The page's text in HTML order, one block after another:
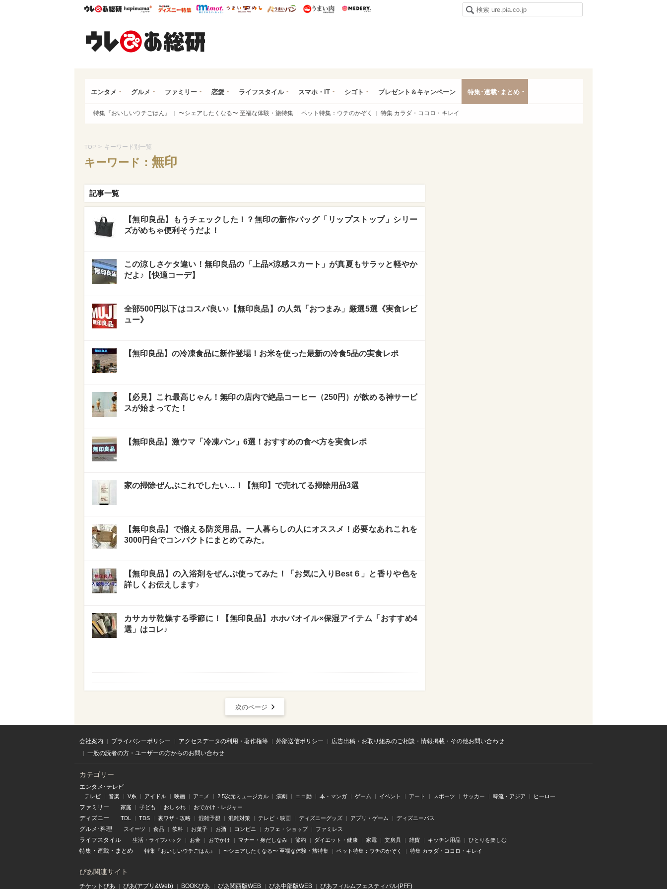
ウレぴあ総研ハピママ* ウレぴあ総研 ディズニー特集
mimot. うまいめし うまいパン うまい肉
エンタメ グルメ ファミリー 恋愛 ライフスタイル スマホ・IT シゴト プレゼント＆キャンペーン 特集･連載･まとめ
特集『おいしいウチごはん』 〜シェアしたくなる〜 至福な体験・旅特集 ペット特集：ウチのかぞく 特集 カラダ・ココロ・キレイ
TOP > キーワード別一覧
キーワード： 無印
記事一覧
【無印良品】もうチェックした！？無印の新作バッグ「リップストップ」シリー
ズがめちゃ便利そうだよ！
この涼しさケタ違い！無印良品の「上品×涼感スカート」が真夏もサラッと軽やか
だよ♪【快適コーデ】
全部500円以下はコスパ良い♪【無印良品】の人気「おつまみ」厳選5選《実食レビ
ュー》
【無印良品】の冷凍食品に新作登場！お米を使った最新の冷食5品の実食レポ
【必見】これ最高じゃん！無印の店内で絶品コーヒー（250円）が飲める神サービ
スが始まってた！
【無印良品】激ウマ「冷凍パン」6選！おすすめの食べ方を実食レポ
家の掃除ぜんぶこれでしたい…！【無印】で売れてる掃除用品3選
【無印良品】で揃える防災用品。一人暮らしの人にオススメ！必要なあれこれを
3000円台でコンパクトにまとめてみた。
【無印良品】の入浴剤をぜんぶ使ってみた！「お気に入りBest６」と香りや色を
詳しくお伝えします♪
カサカサ乾燥する季節に！【無印良品】ホホバオイル×保湿アイテム「おすすめ4
選」はコレ♪
次のページ
会社案内 プライバシーポリシー アクセスデータの利用・著作権等 外部送信ポリシー
広告出稿・お取り組みのご相談・情報掲載・その他お問い合わせ
一般の読者の方・ユーザーの方からのお問い合わせ
カテゴリー
エンタメ･テレビ
テレビ 音楽 V系 アイドル 映画 アニメ 2.5次元ミュージカル 演劇 ニコ動 本・マンガ ゲーム イベント アート スポーツ サッカー 韓流・アジア ヒーロー
ファミリー 家庭 子ども おしゃれ おでかけ・レジャー
ディズニー TDL TDS 裏ワザ・攻略 混雑予想 混雑対策 テレビ・映画 ディズニーグッズ アプリ・ゲーム ディズニーパス
グルメ･料理 スイーツ 食品 飲料 お菓子 お酒 コンビニ カフェ・ショップ ファミレス
ライフスタイル 生活・ライフハック お金 おでかけ マナー・身だしなみ 節約 ダイエット・健康 家電 文房具 雑貨 キッチン用品 ひとりを楽しむ
特集 ・ 連載 ・ まとめ 特集『おいしいウチごはん』 〜シェアしたくなる〜 至福な体験・旅特集 ペット特集：ウチのかぞく 特集 カラダ・ココロ・キレイ
ぴあ関連サイト
チケットぴあ ぴあ(アプリ&Web) BOOKぴあ ぴあ関⻄版WEB ぴあ中部版WEB ぴあフィルムフェスティバル(PFF)